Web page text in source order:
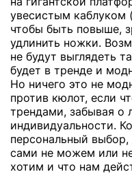
увесистым каблуком
чтобы быть повыше,
удлинить ножки.
не будут выглядеть
будет в тренде и
Но ничего это не
против кюлот, если
трендами, забывая о
индивидуальности.
персональный
сами не можем или
хотим и что нам